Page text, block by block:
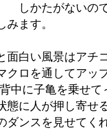
しかたがないの
ます。
面白い風景はアチ
クロを通してアッ
中に子亀を乗せて
に人が押し寄せ
ダンスを見せてく